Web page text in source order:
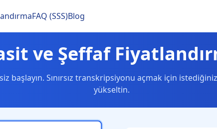
FAQ (SSS)Blog
ve Şeffaf
başlayın. Sınırsız transkripsiyonu açmak için
yükseltin.